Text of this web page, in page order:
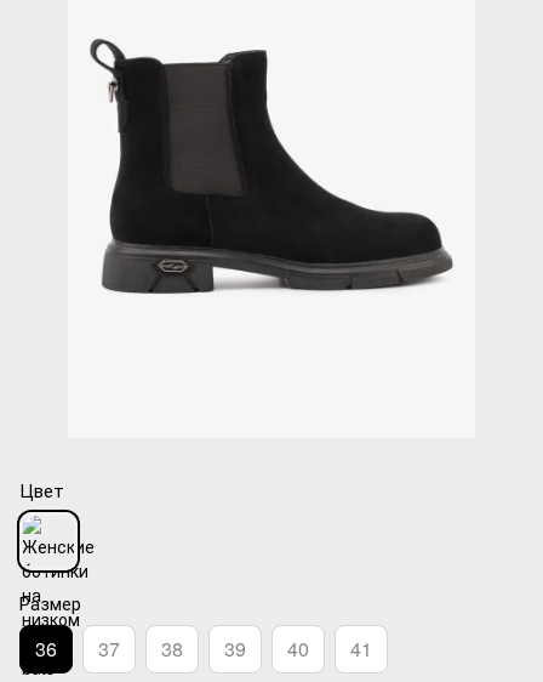
Цвет
Размер
36 37 38 39 40 41